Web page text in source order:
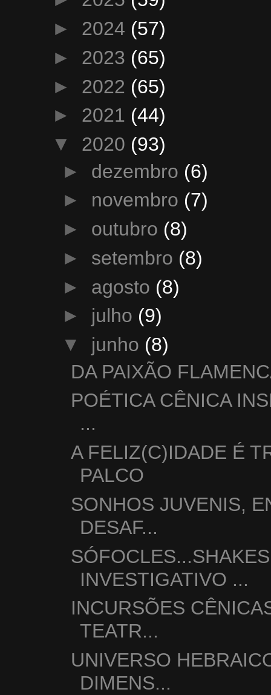
► 2024 (57)
► 2023 (65)
► 2022 (65)
► 2021 (44)
▼ 2020 (93)
► dezembro (6)
► novembro (7)
► outubro (8)
► setembro (8)
► agosto (8)
► julho (9)
▼ junho (8)
DA PAIXÃO
POÉTICA CÊNICA
...
A FELIZ(C)IDADE É
PALCO
SONHOS JUVENIS,
DESAF...
INVESTIGATIVO ...
INCURSÕES
TEATR...
UNIVERSO
DIMENS...